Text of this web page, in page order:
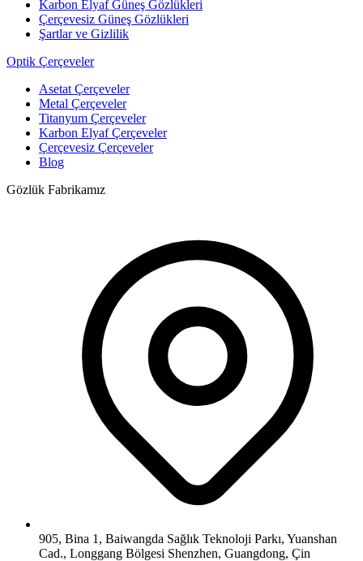
Karbon Elyaf Güneş Gözlükleri
Çerçevesiz Güneş Gözlükleri
Şartlar ve Gizlilik
Optik Çerçeveler
Asetat Çerçeveler
Metal Çerçeveler
Titanyum Çerçeveler
Karbon Elyaf Çerçeveler
Çerçevesiz Çerçeveler
Blog
Gözlük Fabrikamız
905, Bina 1, Baiwangda Sağlık Teknoloji Parkı, Yuanshan
Cad., Longgang Bölgesi Shenzhen, Guangdong, Çin